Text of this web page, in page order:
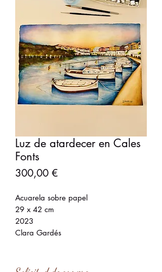
Luz de atardecer en Cales
Fonts
300,00 €Precio
Acuarela sobre papel
29 x 42 cm
2023
Clara Gardés